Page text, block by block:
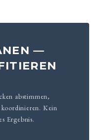
—
abstimmen,
koordinieren. Kein
Ergebnis.